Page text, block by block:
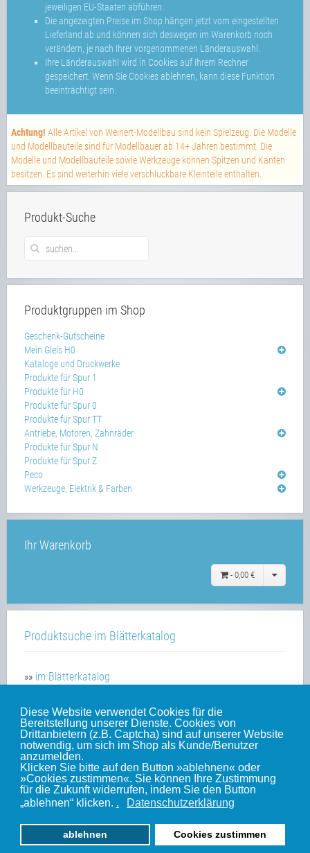
Diese Website verwendet Cookies für die
Bereitstellung unserer Dienste. Cookies von
Drittanbietern (z.B. Captcha) sind auf unserer Website
notwendig, um sich im Shop als Kunde/Benutzer
anzumelden.
Klicken Sie bitte auf den Button »ablehnen« oder
»Cookies zustimmen«. Sie können Ihre Zustimmung
für die Zukunft widerrufen, indem Sie den Button
„ablehnen“ klicken. . Datenschutzerklärung
ablehnen Cookies zustimmen
jeweiligen EU-Staaten abführen.
Die angezeigten Preise im Shop hängen jetzt vom eingestellten
Lieferland ab und können sich deswegen im Warenkorb noch
verändern, je nach Ihrer vorgenommenen Länderauswahl.
Ihre Länderauswahl wird in Cookies auf Ihrem Rechner
gespeichert. Wenn Sie Cookies ablehnen, kann diese Funktion
beeinträchtigt sein.
Achtung! Alle Artikel von Weinert-Modellbau sind kein Spielzeug. Die Modelle
und Modellbauteile sind für Modellbauer ab 14+ Jahren bestimmt. Die
Modelle und Modellbauteile sowie Werkzeuge können Spitzen und Kanten
besitzen. Es sind weiterhin viele verschluckbare Kleinteile enthalten.
Produkt-Suche
Produktgruppen im Shop
Geschenk-Gutscheine
Mein Gleis H0
Kataloge und Druckwerke
Produkte für Spur 1
Produkte für H0
Produkte für Spur 0
Produkte für Spur TT
Antriebe, Motoren, Zahnräder
Produkte für Spur N
Produkte für Spur Z
Peco
Werkzeuge, Elektrik & Farben
Ihr Warenkorb
- 0,00 €
Produktsuche im Blätterkatalog
»» im Blätterkatalog
Unsere weiteren Websites
Weinert-Blog
mein Gleis